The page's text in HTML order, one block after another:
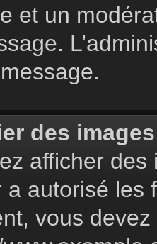
et un
des
afficher
a autorisé
vous